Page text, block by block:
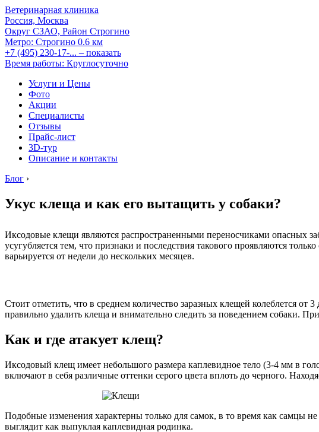
Ветеринарная клиника
Россия, Москва
Округ СЗАО, Район Строгино
Метро: Строгино 0.6 км
+7 (495) 230-17-... – показать
Время работы: Круглосуточно
Услуги и Цены
Фото
Акции
Специалисты
Отзывы
Прайс-лист
3D-тур
Описание и контакты
Блог ›
Укус клеща и как его вытащить у собаки?
Иксодовые клещи являются распространенными переносчиками опасных
усугубляется тем, что признаки и последствия такового проявляются
варьируется от недели до нескольких месяцев.
Стоит отметить, что в среднем количество заразных клещей колеблется
правильно удалить клеща и внимательно следить за поведением собаки.
Как и где атакует клещ?
Иксодовый клещ имеет небольшого размера каплевидное тело (3-4 мм в
включают в себя различные оттенки серого цвета вплоть до черного.
Подобные изменения характерны только для самок, в то время как самцы
выглядит как выпуклая каплевидная родинка.